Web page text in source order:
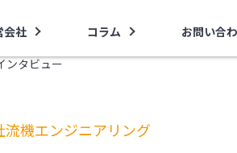
会社 コラム お問い合
タビュー
流機エンジニアリング